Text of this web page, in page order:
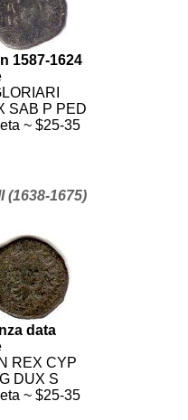
1587-1624
SAB P PED
~ $25-35
(1638-1675)
data
REX CYP
DUX S
~ $25-35